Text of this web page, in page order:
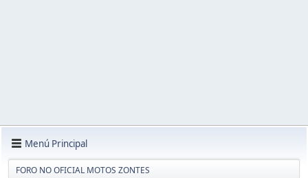
Menú Principal
FORO NO OFICIAL MOTOS ZONTES